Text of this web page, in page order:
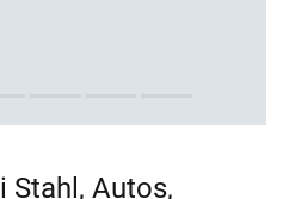
Stahl, Autos,